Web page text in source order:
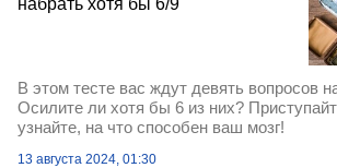
набрать хотя бы 6/9
В этом тесте вас ждут девять вопросов
Осилите ли хотя бы 6 из них?
узнайте, на что способен ваш мозг!
13 августа 2024, 01:30